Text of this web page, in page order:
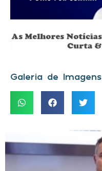
Galeria de Imagens